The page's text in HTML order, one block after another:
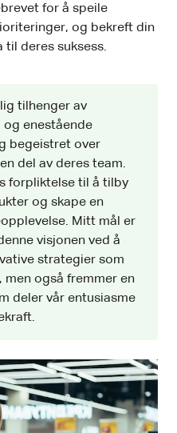
for å speile
og bekreft din
til deres suksess.
tilhenger av
enestående
begeistret over
del av deres team.
forpliktelse til å tilby
og skape en
Mitt mål er
visjonen ved å
strategier som
men også fremmer en
deler vår entusiasme